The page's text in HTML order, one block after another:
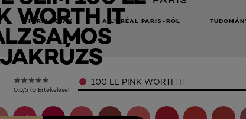
FÉRFIAKNAK A L’ORÉAL PARIS-RÓL
WORTH IT
0,0/5 (0 Értékelések)
Color100 LE PINK WORTH IT